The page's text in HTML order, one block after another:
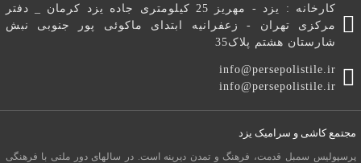
کارخانه : یزد - مهریز 25 کیلومتری جاده یزد کرمان _ دفتر
مرکزی تهران - زعفرانیه ابتدای ماکوئی پور جنوبی نبش
شارستان هشتم پلاک35
info@persepolistile.ir
info@persepolistile.ir
مجتمع کاشی و سرامیک یزد
پرسپولیس سمبل قدمت، فرهنگ و تمدن دیرینه است. در سالهای دور ملتی با فرهنگی